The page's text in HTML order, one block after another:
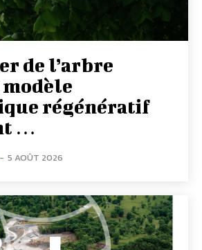
de l’arbre
régénératif
…
- 5 AOÛT 2026